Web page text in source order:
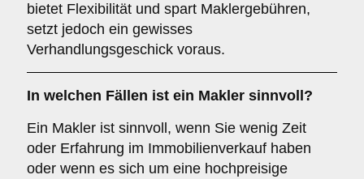
bietet Flexibilität und spart Maklergebühren,
setzt jedoch ein gewisses
Verhandlungsgeschick voraus.
In welchen Fällen ist ein Makler sinnvoll?
Ein Makler ist sinnvoll, wenn Sie wenig Zeit
oder Erfahrung im Immobilienverkauf haben
oder wenn es sich um eine hochpreisige